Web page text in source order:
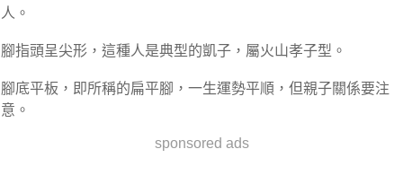
人。
腳指頭呈尖形，這種人是典型的凱子，屬火山孝子型。
腳底平板，即所稱的扁平腳，一生運勢平順，但親子關係要注
意。
sponsored ads